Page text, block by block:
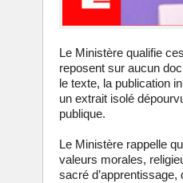
Le Ministère qualifie
reposent sur aucun
le texte, la publication
un extrait isolé
publique.
Le Ministère rappelle
valeurs morales,
sacré